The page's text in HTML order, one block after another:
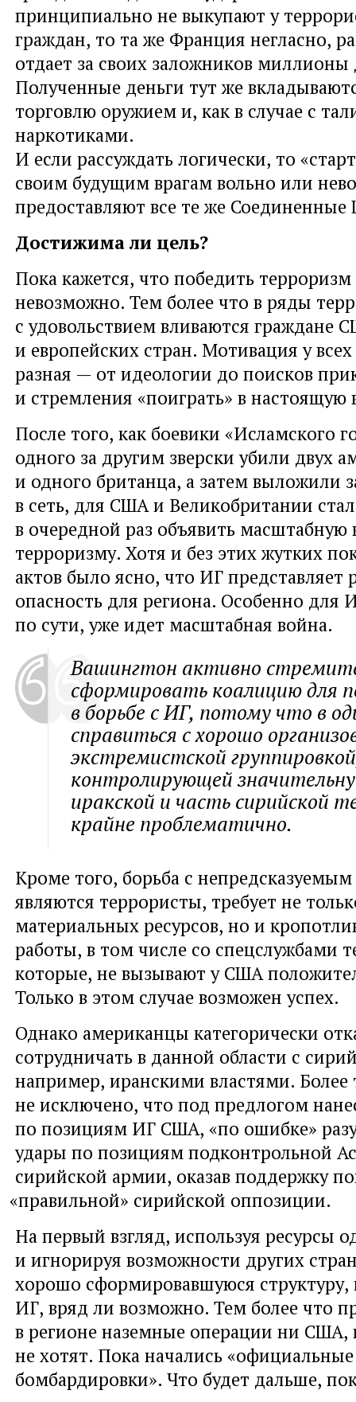
принципиально не выкупают у
граждан, то та же Франция негласно,
отдает за своих заложников миллионы
Полученные деньги тут же
торговлю оружием и, как в случае с
наркотиками.
И если рассуждать логически, то
своим будущим врагам вольно или
предоставляют все те же
Достижима ли цель?
Пока кажется, что победить
невозможно. Тем более что в ряды
с удовольствием вливаются граждане
и европейских стран. Мотивация у
разная — от идеологии до поисков
и стремления «поиграть» в настоящую
После того, как боевики «Исламского
одного за другим зверски убили двух
и одного британца, а затем выложили
в сеть, для США и Великобритании
в очередной раз объявить масштабную
терроризму. Хотя и без этих жутких
актов было ясно, что ИГ представляет
опасность для региона. Особенно для
по сути, уже идет масштабная война.
Вашингтон активно
сформировать коалицию для
в борьбе с ИГ, потому что в
справиться с хорошо
экстремистской группировкой
контролирующей
иракской и часть сирийской
крайне проблематично.
Кроме того, борьба с
являются террористы, требует не
материальных ресурсов, но и
работы, в том числе со спецслужбами
которые, не вызывают у США
Только в этом случае возможен успех.
Однако американцы категорически
сотрудничать в данной области с
например, иранскими властями. Более
не исключено, что под предлогом
по позициям ИГ США, «по ошибке»
удары по позициям подконтрольной
сирийской армии, оказав поддержку
«правильной» сирийской оппозиции.
На первый взгляд, используя ресурсы
и игнорируя возможности других
хорошо сформировавшуюся структуру,
ИГ, вряд ли возможно. Тем более что
в регионе наземные операции ни США,
не хотят. Пока начались «официальные
бомбардировки». Что будет дальше,